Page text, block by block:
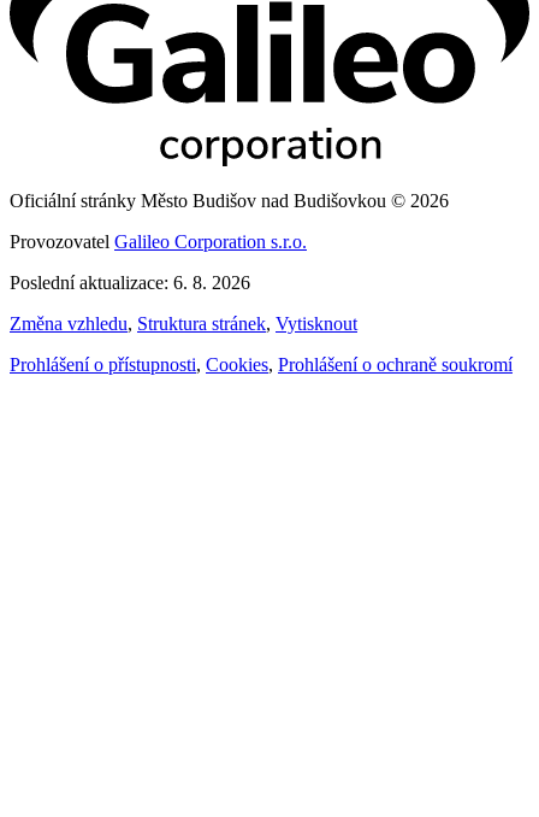
Oficiální stránky Město Budišov nad Budišovkou © 2026
Provozovatel Galileo Corporation s.r.o.
Poslední aktualizace: 6. 8. 2026
Změna vzhledu, Struktura stránek, Vytisknout
Prohlášení o přístupnosti, Cookies, Prohlášení o ochraně soukromí